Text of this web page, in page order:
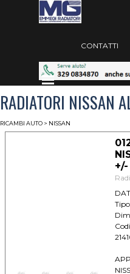
Vai ai contenuti
CONTATTI
Salta menù
RADIATORI NISSAN
RICAMBI AUTO > NISSAN